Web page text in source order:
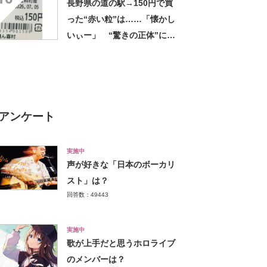
長野県の道の駅→150円で買
った“赤い粒”は……「懐かし
いぃー」 “驚きの正体”に
ンケート
実施中
声が好きな「日本のボーカリ
スト」は？
回答数：49443
実施中
歌が上手だと思うホロライブ
のメンバーは？